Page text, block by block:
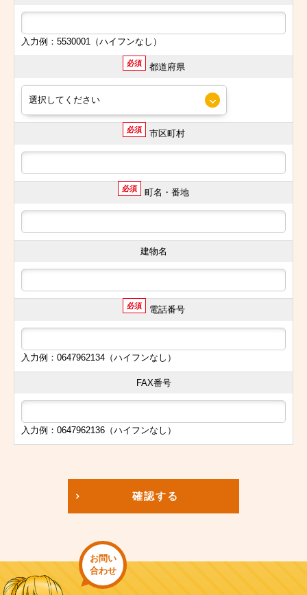
入力例：5530001（ハイフンなし）
必須 都道府県
必須 市区町村
必須 町名・番地
建物名
必須 電話番号
入力例：0647962134（ハイフンなし）
FAX番号
入力例：0647962136（ハイフンなし）
確認する
お問い
合わせ